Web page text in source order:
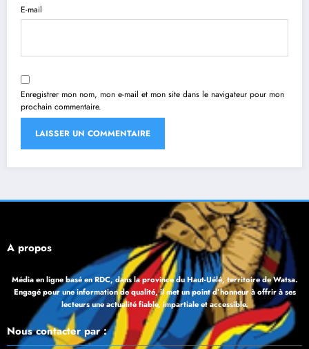
E-mail
Enregistrer mon nom, mon e-mail et mon site dans le navigateur pour mon
prochain commentaire.
À propos
Média en ligne basé en RDC, dans la province du Haut-Uélé, territoire de Watsa.
Engagé pour une information de qualité, il met un point d’honneur à offrir à ses
lecteurs une actualité fiable, impartiale et accessible.
Nous contacter par :